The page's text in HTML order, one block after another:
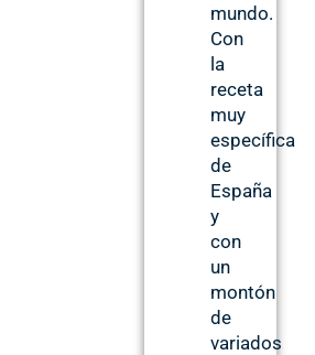
mundo.
Con
la
receta
muy
específica
de
España
y
con
un
montón
de
variados